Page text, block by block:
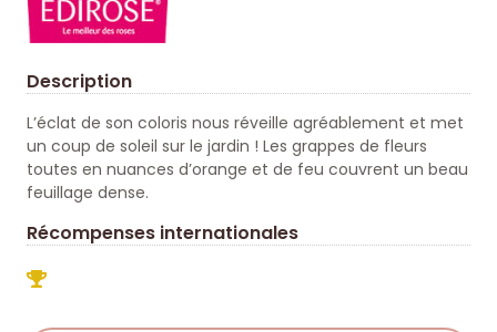
Description
L’éclat de son coloris nous réveille agréablement et met
un coup de soleil sur le jardin ! Les grappes de fleurs
toutes en nuances d’orange et de feu couvrent un beau
feuillage dense.
Récompenses internationales